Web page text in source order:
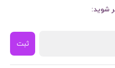
شوید:
ثبت